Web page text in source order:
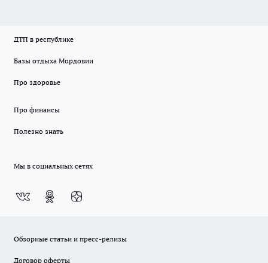
ДТП в республике
Базы отдыха Мордовии
Про здоровье
Про финансы
Полезно знать
Мы в социальных сетях
Обзорные статьи и пресс-релизы
Договор оферты